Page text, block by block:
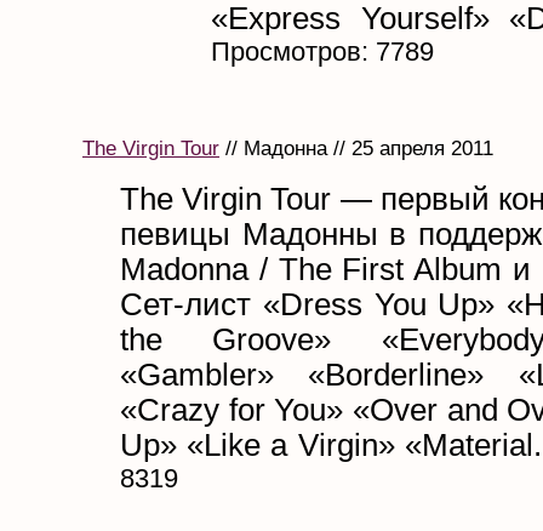
«Express Yourself»
Просмотров: 7789
The Virgin Tour // Мадонна // 25 апреля 2011
The Virgin Tour — первый
певицы Мадонны в
Madonna / The First Album и
Сет-лист «Dress You Up»
the Groove»
«Gambler» «Borderline»
«Crazy for You» «Over and
Up» «Like a Virgin»
8319